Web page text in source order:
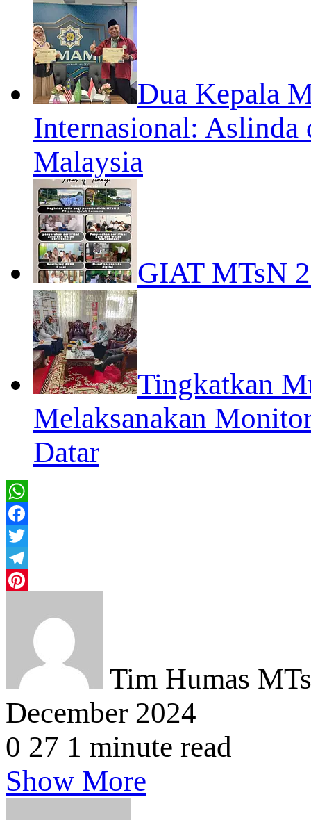
Dua Kepala
Internasional:
Malaysia
GIAT MTsN
Tingkatkan
Melaksanakan
Datar
WhatsApp
Facebook
Twitter
Telegram
Tim Humas
December 2024
0 27 1 minute read
Show More